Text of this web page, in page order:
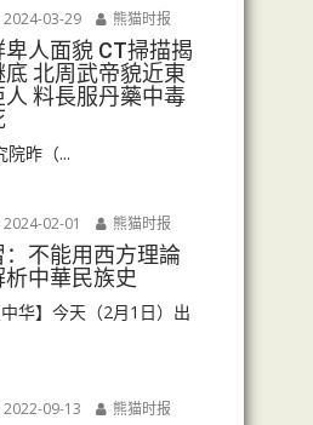
2024-03-29 熊猫时报
卑人面貌 CT掃描揭
底 北周武帝貌近東
人 料長服丹藥中毒
院昨（...
2024-02-01 熊猫时报
：不能用西方理論
析中華民族史
中华】今天（2月1日）出
2022-09-13 熊猫时报